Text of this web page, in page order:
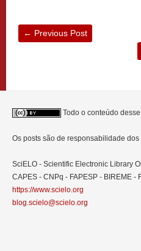
← Previous Post
Todo o conteúdo
Os posts são de responsabilidade
SciELO - Scientific Electronic Library
CAPES - CNPq - FAPESP - BIREME -
https://www.scielo.org
blog.scielo@scielo.org